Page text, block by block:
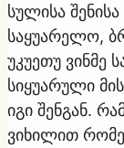
სულისა
საყუარელო,
უკუეთუ ვინმე
სიყუარული
იგი შენგან.
ვიხილით